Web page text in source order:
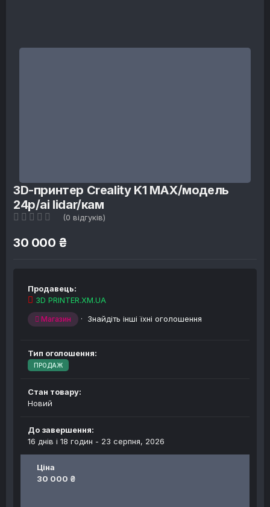
3D-принтер Creality K1 MAX/модель
24р/ai lidar/кам
(0 відгуків)
30 000 ₴
Продавець:
3D PRINTER.XM.UA
Магазин · Знайдіть інші їхні оголошення
Тип оголошення:
ПРОДАЖ
Стан товару:
Новий
До завершення:
16 днів і 18 годин - 23 серпня, 2026
Ціна
30 000 ₴